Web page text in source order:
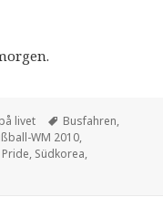
livet Schlagwörter
Busfahren,
WM 2010,
Pride, Südkorea,